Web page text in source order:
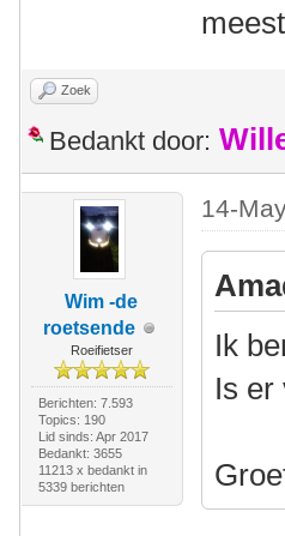
Zoek
Bedankt door:
Wim -de
roetsende
Roeifietser
Berichten: 7.593
Topics: 190
Lid sinds: Apr 2017
Bedankt: 3655
11213 x bedankt in
5339 berichten
14-
Ik
Is